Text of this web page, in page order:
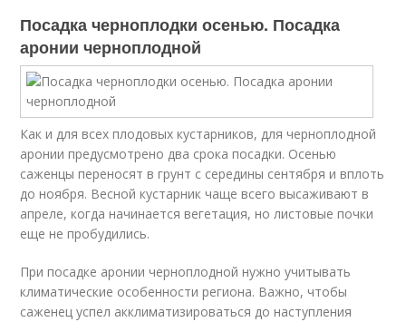
Посадка черноплодки осенью. Посадка
аронии черноплодной
Как и для всех плодовых кустарников, для черноплодной
аронии предусмотрено два срока посадки. Осенью
саженцы переносят в грунт с середины сентября и вплоть
до ноября. Весной кустарник чаще всего высаживают в
апреле, когда начинается вегетация, но листовые почки
еще не пробудились.
При посадке аронии черноплодной нужно учитывать
климатические особенности региона. Важно, чтобы
саженец успел акклиматизироваться до наступления